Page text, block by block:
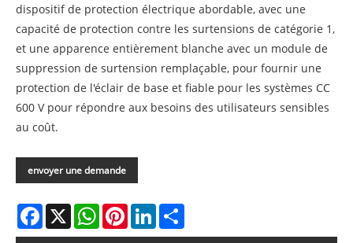
dispositif de protection électrique abordable, avec une
capacité de protection contre les surtensions de catégorie 1,
et une apparence entièrement blanche avec un module de
suppression de surtension remplaçable, pour fournir une
protection de l'éclair de base et fiable pour les systèmes CC
600 V pour répondre aux besoins des utilisateurs sensibles
au coût.
envoyer une demande
Facebook
X WhatsAppPinterestLinkedIn